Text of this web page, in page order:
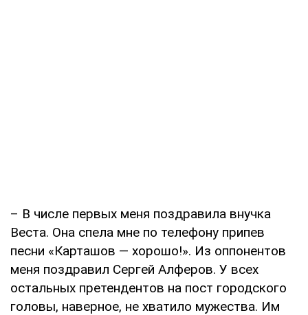
– В числе первых меня поздравила внучка
Веста. Она спела мне по телефону припев
песни «Карташов — хорошо!». Из оппонентов
меня поздравил Сергей Алферов. У всех
остальных претендентов на пост городского
головы, наверное, не хватило мужества. Им